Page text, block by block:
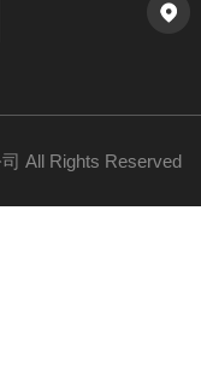
All Rights Reserved